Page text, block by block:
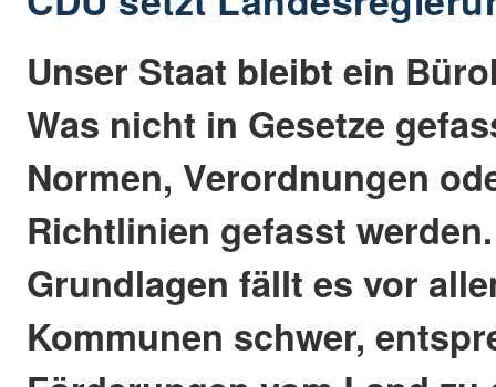
Unser Staat bleibt ein
Was nicht in Gesetze
Normen, Verordnungen
Richtlinien gefasst
Grundlagen fällt es vor
Kommunen schwer,